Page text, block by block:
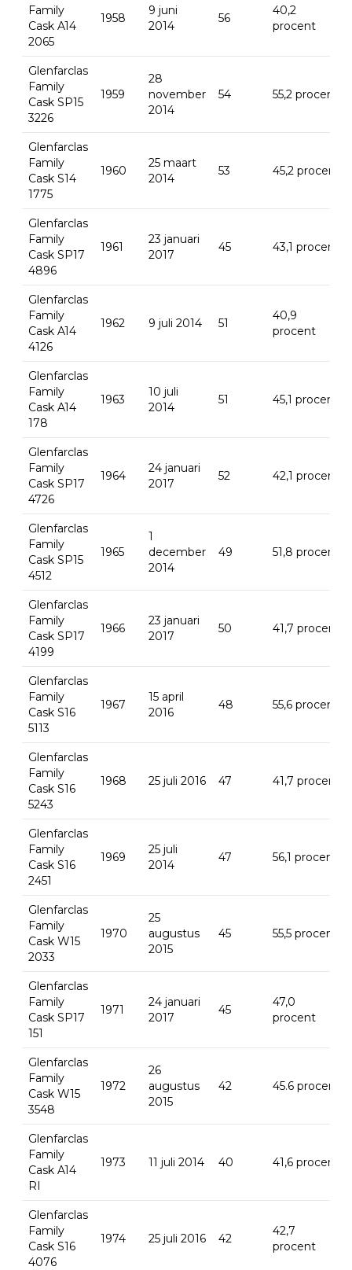
Family
Cask A14
2065
1958
9 juni
2014
56
40,2
procent
Glenfarclas
Family
Cask SP15
3226
1959
28
november
2014
54 55,2 procent
Glenfarclas
Family
Cask S14
1775
1960
25 maart
2014
53 45,2 procent
Glenfarclas
Family
Cask SP17
4896
1961
23 januari
2017
45 43,1 procent
Glenfarclas
Family
Cask A14
4126
1962 9 juli 2014 51
40,9
procent
Glenfarclas
Family
Cask A14
178
1963
10 juli
2014
51 45,1 procent
Glenfarclas
Family
Cask SP17
4726
1964
24 januari
2017
52 42,1 procent
Glenfarclas
Family
Cask SP15
4512
1965
1
december
2014
49 51,8 procent
Glenfarclas
Family
Cask SP17
4199
1966
23 januari
2017
50 41,7 procent
Glenfarclas
Family
Cask S16
5113
1967
15 april
2016
48 55,6 procent
Glenfarclas
Family
Cask S16
5243
1968 25 juli 2016 47 41,7 procent
Glenfarclas
Family
Cask S16
2451
1969
25 juli
2014
47 56,1 procent
Glenfarclas
Family
Cask W15
2033
1970
25
augustus
2015
45 55,5 procent
Glenfarclas
Family
Cask SP17
151
1971
24 januari
2017
45
47,0
procent
Glenfarclas
Family
Cask W15
3548
1972
26
augustus
2015
42 45.6 procent
Glenfarclas
Family
Cask A14
RI
1973 11 juli 2014 40 41,6 procent
Glenfarclas
Family
Cask S16
4076
1974 25 juli 2016 42
42,7
procent